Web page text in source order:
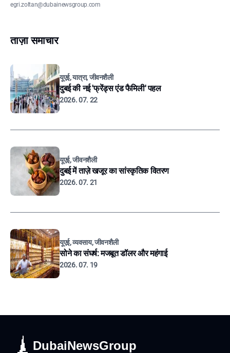
egri.zoltan@dubainewsgroup.com
ताज़ा समाचार
यूएई, यात्रा, जीवनशैली
दुबई की नई 'फ्रेंड्स एंड फैमिली' पहल
2026. 07. 22
यूएई, जीवनशैली
दुबई में ताज़े खजूर का सांस्कृतिक वितरण
2026. 07. 21
यूएई, व्यवसाय, जीवनशैली
सोने का संघर्ष: मजबूत डॉलर और महंगाई
2026. 07. 19
DubaiNewsGroup